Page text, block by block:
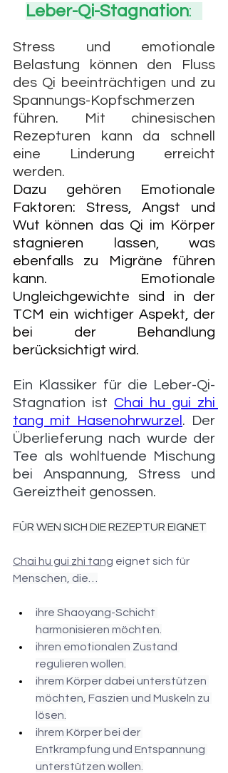
Leber-Qi-Stagnation:
Stress und emotionale
Belastung können den Fluss
des Qi beeinträchtigen und zu
Spannungs-Kopfschmerzen
führen. Mit chinesischen
Rezepturen kann da schnell
eine Linderung erreicht
werden.
Dazu gehören Emotionale
Faktoren: Stress, Angst und
Wut können das Qi im Körper
stagnieren lassen, was
ebenfalls zu Migräne führen
kann. Emotionale
Ungleichgewichte sind in der
TCM ein wichtiger Aspekt, der
bei der Behandlung
berücksichtigt wird.
Ein Klassiker für die Leber-Qi-
Stagnation ist Chai hu gui zhi
tang mit Hasenohrwurzel . Der
Überlieferung nach wurde der
Tee als wohltuende Mischung
bei Anspannung, Stress und
Gereiztheit genossen.
FÜR WEN SICH DIE REZEPTUR EIGNET
Chai hu gui zhi tang eignet sich für
Menschen, die…
ihre Shaoyang-Schicht
harmonisieren möchten.
ihren emotionalen Zustand
regulieren wollen.
ihrem Körper dabei unterstützen
möchten, Faszien und Muskeln zu
lösen.
ihrem Körper bei der
Entkrampfung und Entspannung
unterstützen wollen.